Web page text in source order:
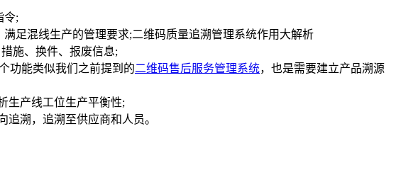
令;
足混线生产的管理要求;二维码质量追溯管理系统作用大解析
施、换件、报废信息;
功能类似我们之前提到的二维码售后服务管理系统，也是需要建立产品溯源
生产线工位生产平衡性;
溯，追溯至供应商和人员。